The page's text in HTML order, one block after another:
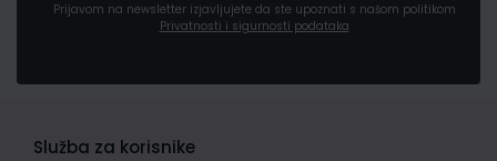
Prijavom na newsletter izjavljujete da ste upoznati s našom politikom
Privatnosti i sigurnosti podataka
Služba za korisnike